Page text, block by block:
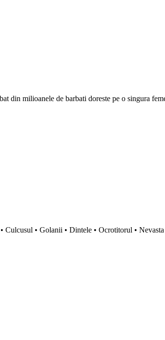
din milioanele de barbati doreste pe o singura
• Golanii • Dintele • Ocrotitorul •